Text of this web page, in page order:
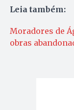
Leia também:
Moradores de
obras